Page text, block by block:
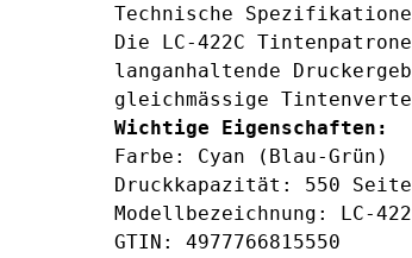
Technische
Die LC-422C
langanhaltende
gleichmässige
Wichtige Eigenschaften:
Farbe: Cyan (Blau-Grün)
Druckkapazität: 550
Modellbezeichnung: LC-
GTIN: 4977766815550